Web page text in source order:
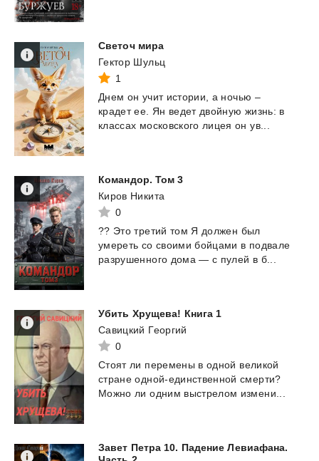
Светоч мира
Гектор Шульц
1
Днем он учит истории, а ночью –
крадет ее. Ян ведет двойную жизнь: в
классах московского лицея он ув...
Командор. Том 3
Киров Никита
0
?? Это третий том Я должен был
умереть со своими бойцами в подвале
разрушенного дома — с пулей в б...
Убить Хрущева! Книга 1
Савицкий Георгий
0
Стоят ли перемены в одной великой
стране одной-единственной смерти?
Можно ли одним выстрелом измени...
Завет Петра 10. Падение Левиафана.